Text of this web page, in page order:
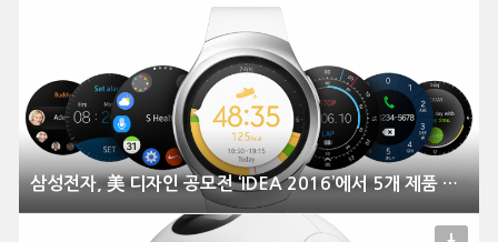
삼성전자, 美 디자인 공모전 ‘IDEA 2016’에서 5개 제품 수상